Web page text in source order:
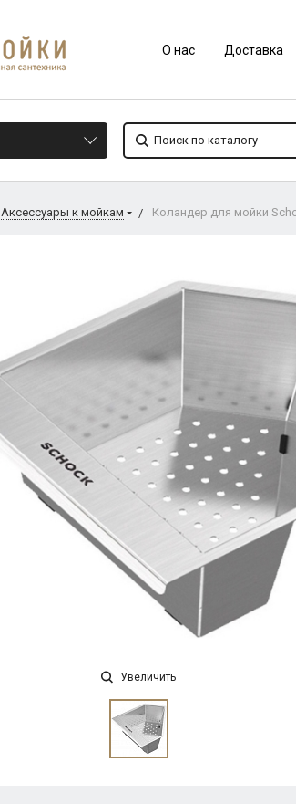
О нас Доставка
Аксессуары к мойкам Коландер для мойки
Увеличить